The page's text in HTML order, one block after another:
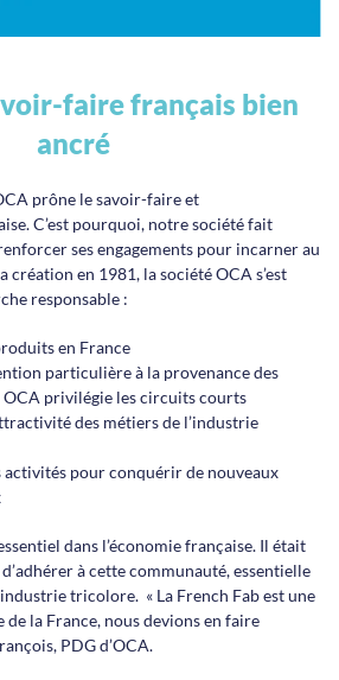
faire français bien
ancré
prône le savoir-faire et
C’est pourquoi, notre société fait
ses engagements pour incarner au
création en 1981, la société OCA s’est
responsable :
en France
particulière à la provenance des
privilégie les circuits courts
des métiers de l’industrie
activités pour conquérir de nouveaux
dans l’économie française. Il était
à cette communauté, essentielle
tricolore. « La French Fab est une
la France, nous devions en faire
PDG d’OCA.